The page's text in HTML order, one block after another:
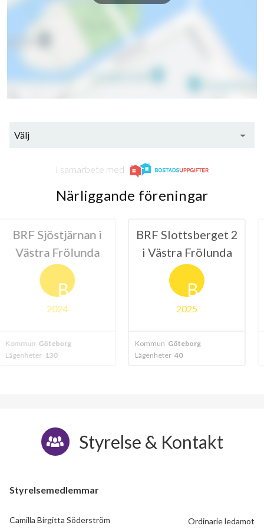
Välj
I samarbete med
Närliggande föreningar
i
BRF Slottsberget 2
i Västra Frölunda
Göteborg
Styrelse & Kontakt
Styrelsemedlemmar
Camilla Birgitta Söderström Ordinarie ledamot